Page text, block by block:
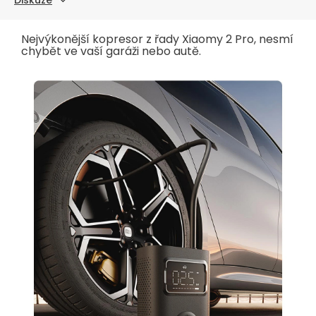
Nejvýkonější kopresor z řady Xiaomy 2 Pro, nesmí
chybět ve vaší garáži nebo autě.